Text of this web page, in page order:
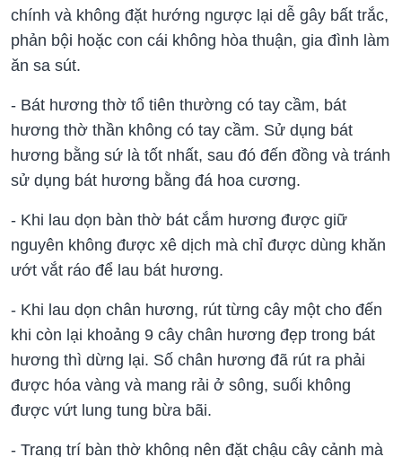
chính và không đặt hướng ngược lại dễ gây bất trắc,
phản bội hoặc con cái không hòa thuận, gia đình làm
ăn sa sút.
- Bát hương thờ tổ tiên thường có tay cầm, bát
hương thờ thần không có tay cầm. Sử dụng bát
hương bằng sứ là tốt nhất, sau đó đến đồng và tránh
sử dụng bát hương bằng đá hoa cương.
- Khi lau dọn bàn thờ bát cắm hương được giữ
nguyên không được xê dịch mà chỉ được dùng khăn
ướt vắt ráo để lau bát hương.
- Khi lau dọn chân hương, rút từng cây một cho đến
khi còn lại khoảng 9 cây chân hương đẹp trong bát
hương thì dừng lại. Số chân hương đã rút ra phải
được hóa vàng và mang rải ở sông, suối không
được vứt lung tung bừa bãi.
- Trang trí bàn thờ không nên đặt chậu cây cảnh mà